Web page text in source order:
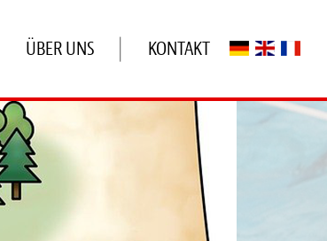
ÜBER UNS KONTAKT